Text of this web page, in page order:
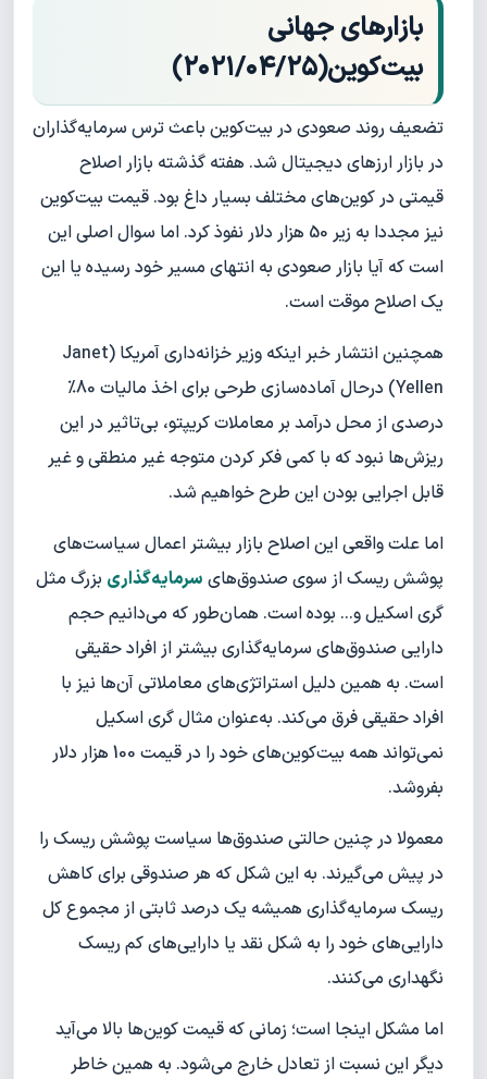
بازارهای جهانی
بیت‌کوین(۲۰۲۱/۰۴/۲۵)
تضعیف روند صعودی در بیت‌کوین باعث ترس سرمایه‌گذاران
در بازار ارزهای دیجیتال شد. هفته گذشته بازار اصلاح
قیمتی در کوین‌های مختلف بسیار داغ بود. قیمت بیت‌کوین
نیز مجددا به زیر 50 هزار دلار نفوذ کرد. اما سوال اصلی این
است که آیا بازار صعودی به انتهای مسیر خود رسیده یا این
یک اصلاح موقت است.
همچنین انتشار خبر اینکه وزیر خزانه‌داری آمریکا (Janet
Yellen) درحال آماده‌سازی طرحی برای اخذ مالیات 80%
درصدی از محل درآمد بر معاملات کریپتو، بی‌تاثیر در این
ریزش‌ها نبود که با کمی فکر کردن متوجه غیر منطقی و غیر
قابل اجرایی بودن این طرح خواهیم شد.
اما علت واقعی این اصلاح بازار بیشتر اعمال سیاست‌های
پوشش ریسک از سوی صندوق‌های سرمایه‌گذاری بزرگ مثل
گری اسکیل و... بوده است. همان‌طور که می‌دانیم حجم
دارایی صندوق‌های سرمایه‌گذاری بیشتر از افراد حقیقی
است. به همین دلیل استراتژی‌های معاملاتی آن‌ها نیز با
افراد حقیقی فرق می‌کند. به‌عنوان مثال گری اسکیل
نمی‌تواند همه بیت‌کوین‌های خود را در قیمت 100 هزار دلار
بفروشد.
معمولا در چنین حالتی صندوق‌ها سیاست پوشش ریسک را
در پیش می‌گیرند. به این شکل که هر صندوقی برای کاهش
ریسک سرمایه‌گذاری همیشه یک درصد ثابتی از مجموع کل
دارایی‌های خود را به شکل نقد یا دارایی‌های کم ریسک
نگهداری می‌کنند.
اما مشکل اینجا است؛ زمانی که قیمت‌ کوین‌ها بالا می‌آید
دیگر این نسبت از تعادل خارج می‌شود. به همین خاطر